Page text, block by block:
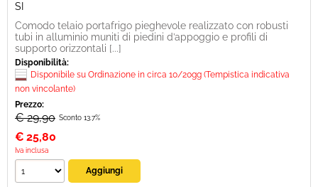
SI
Comodo telaio portafrigo pieghevole realizzato con robusti
tubi in alluminio muniti di piedini d’appoggio e profili di
supporto orizzontali [...]
Disponibilità:
Disponibile su Ordinazione in circa 10/20gg (Tempistica indicativa
non vincolante)
Prezzo:
€ 29,90 Sconto 13.7%
€ 25,80
Iva inclusa